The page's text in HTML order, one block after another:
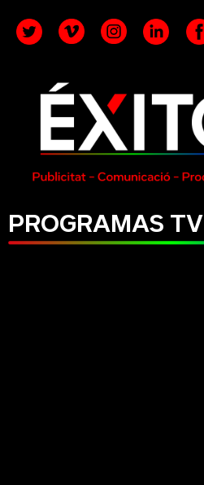
PROGRAMAS TV